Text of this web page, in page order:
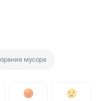
мусора